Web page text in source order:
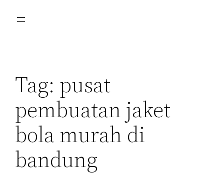
Tag: pusat
pembuatan jaket
bola murah di
bandung